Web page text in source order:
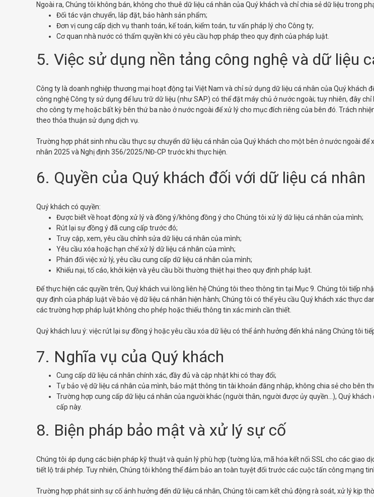
Ngoài ra, Chúng tôi không bán, không cho thuê dữ liệu cá nhân của Quý khách và chỉ chia sẻ dữ liệu trong
Đối tác vận chuyển, lắp đặt, bảo hành sản phẩm;
Đơn vị cung cấp dịch vụ thanh toán, kế toán, kiểm toán, tư vấn pháp lý cho Công ty;
Cơ quan nhà nước có thẩm quyền khi có yêu cầu hợp pháp theo quy định của pháp luật.
5. Việc sử dụng nền tảng công nghệ và dữ liệu
Công ty là doanh nghiệp thương mại hoạt động tại Việt Nam và chỉ sử dụng dữ liệu cá nhân của Quý
công nghệ Công ty sử dụng để lưu trữ dữ liệu (như SAP) có thể đặt máy chủ ở nước ngoài; tuy nhiên, đây
cho công ty mẹ hoặc bất kỳ bên thứ ba nào ở nước ngoài để xử lý cho mục đích riêng của bên đó. Trách
theo thỏa thuận sử dụng dịch vụ.
Trường hợp phát sinh nhu cầu thực sự chuyển dữ liệu cá nhân của Quý khách cho một bên ở nước ngoài
nhân 2025 và Nghị định 356/2025/NĐ-CP trước khi thực hiện.
6. Quyền của Quý khách đối với dữ liệu cá nhân
Quý khách có quyền:
Được biết về hoạt động xử lý và đồng ý/không đồng ý cho Chúng tôi xử lý dữ liệu cá nhân của mình;
Rút lại sự đồng ý đã cung cấp trước đó;
Truy cập, xem, yêu cầu chỉnh sửa dữ liệu cá nhân của mình;
Yêu cầu xóa hoặc hạn chế xử lý dữ liệu cá nhân của mình;
Phản đối việc xử lý, yêu cầu cung cấp dữ liệu cá nhân của mình;
Khiếu nại, tố cáo, khởi kiện và yêu cầu bồi thường thiệt hại theo quy định pháp luật.
Để thực hiện các quyền trên, Quý khách vui lòng liên hệ Chúng tôi theo thông tin tại Mục 9. Chúng tôi tiếp
quy định của pháp luật về bảo vệ dữ liệu cá nhân hiện hành; Chúng tôi có thể yêu cầu Quý khách xác thực
các trường hợp pháp luật không cho phép hoặc thiếu thông tin xác minh cần thiết.
Quý khách lưu ý: việc rút lại sự đồng ý hoặc yêu cầu xóa dữ liệu có thể ảnh hưởng đến khả năng Chúng tôi
7. Nghĩa vụ của Quý khách
Cung cấp dữ liệu cá nhân chính xác, đầy đủ và cập nhật khi có thay đổi;
Tự bảo vệ dữ liệu cá nhân của mình, bảo mật thông tin tài khoản đăng nhập, không chia sẻ cho bên
Trường hợp cung cấp dữ liệu cá nhân của người khác (người thân, người được ủy quyền...), Quý
cấp này.
8. Biện pháp bảo mật và xử lý sự cố
Chúng tôi áp dụng các biện pháp kỹ thuật và quản lý phù hợp (tường lửa, mã hóa kết nối SSL cho các giao
tiết lộ trái phép. Tuy nhiên, Chúng tôi không thể đảm bảo an toàn tuyệt đối trước các cuộc tấn công mạng
Trường hợp phát sinh sự cố ảnh hưởng đến dữ liệu cá nhân, Chúng tôi cam kết chủ động rà soát, xử lý kịp